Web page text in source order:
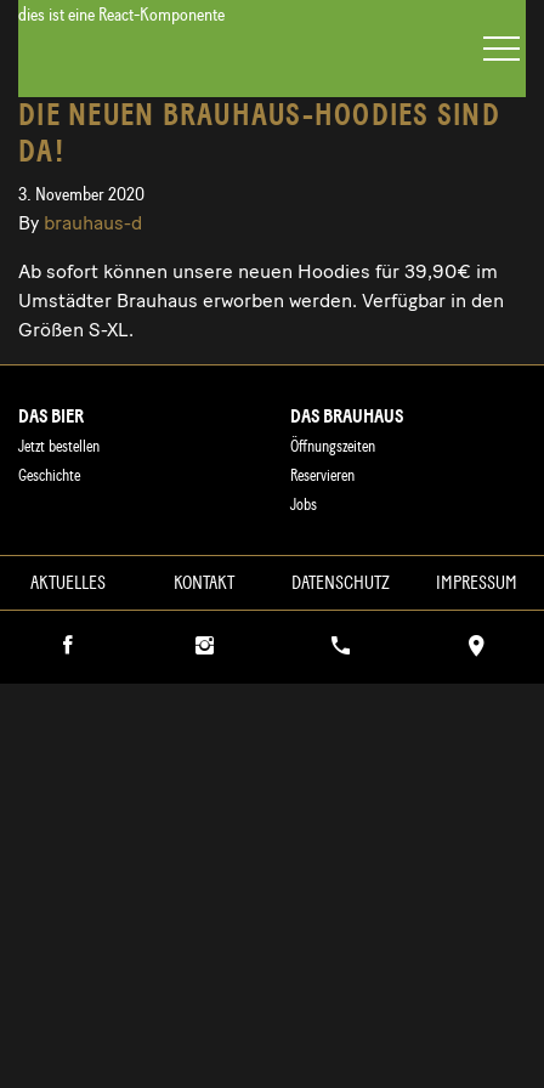
ÖFFNUNGSZEITEN & SPEISEKARTE
dies ist eine React-Komponente
DIE NEUEN BRAUHAUS-HOODIES SIND
DA!
3. November 2020
By brauhaus-d
Ab sofort können unsere neuen Hoodies für 39,90€ im
Umstädter Brauhaus erworben werden. Verfügbar in den
Größen S-XL.
DAS BIER
Jetzt bestellen
Geschichte
DAS BRAUHAUS
Öffnungszeiten
Reservieren
Jobs
AKTUELLES KONTAKT DATENSCHUTZ IMPRESSUM